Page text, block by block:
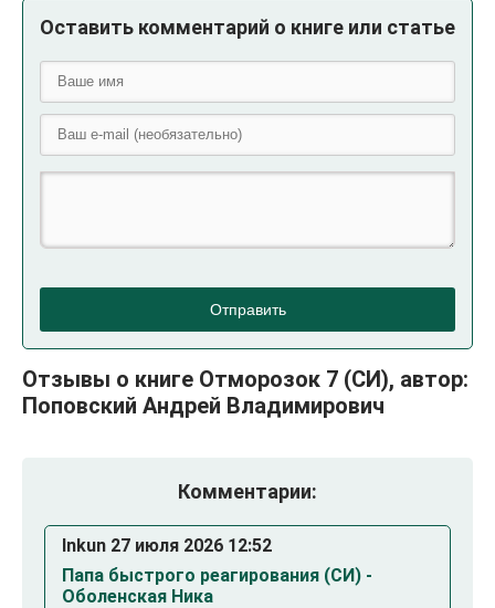
Оставить комментарий о книге или статье
Отправить
Отзывы о книге Отморозок 7 (СИ), автор:
Поповский Андрей Владимирович
Комментарии:
Inkun 27 июля 2026 12:52
Папа быстрого реагирования (СИ) -
Оболенская Ника